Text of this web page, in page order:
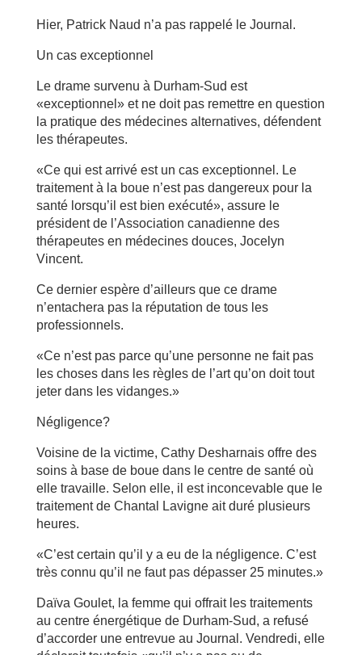
Hier, Patrick Naud n’a pas rappelé le Journal.
Un cas exceptionnel
Le drame survenu à Durham-Sud est
«exceptionnel» et ne doit pas remettre en question
la pratique des médecines alternatives, défendent
les thérapeutes.
«Ce qui est arrivé est un cas exceptionnel. Le
traitement à la boue n’est pas dangereux pour la
santé lorsqu’il est bien exécuté», assure le
président de l’Association canadienne des
thérapeutes en médecines douces, Jocelyn
Vincent.
Ce dernier espère d’ailleurs que ce drame
n’entachera pas la réputation de tous les
professionnels.
«Ce n’est pas parce qu’une personne ne fait pas
les choses dans les règles de l’art qu’on doit tout
jeter dans les vidanges.»
Négligence?
Voisine de la victime, Cathy Desharnais offre des
soins à base de boue dans le centre de santé où
elle travaille. Selon elle, il est inconcevable que le
traitement de Chantal Lavigne ait duré plusieurs
heures.
«C’est certain qu’il y a eu de la négligence. C’est
très connu qu’il ne faut pas dépasser 25 minutes.»
Daïva Goulet, la femme qui offrait les traitements
au centre énergétique de Durham-Sud, a refusé
d’accorder une entrevue au Journal. Vendredi, elle